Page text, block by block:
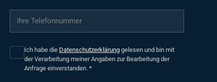
Ihre Telefonnummer
Ich habe die Datenschutzerklärung gelesen und bin mit
der Verarbeitung meiner Angaben zur Bearbeitung der
Anfrage einverstanden. *